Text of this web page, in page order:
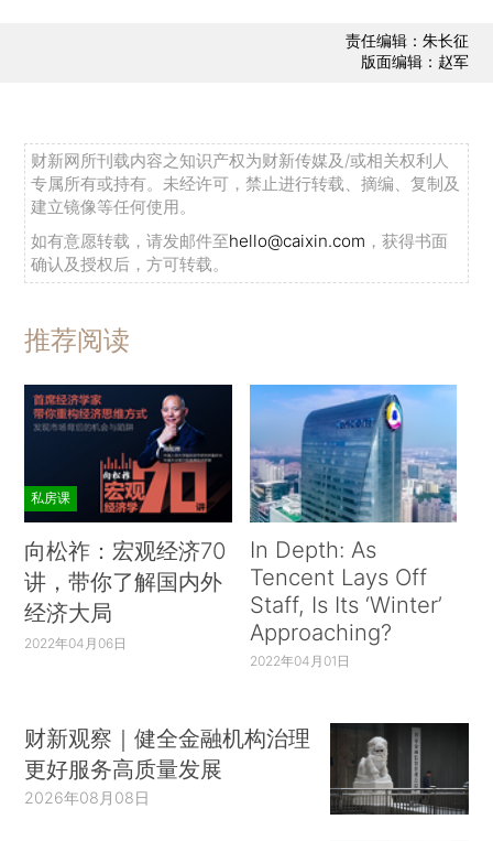
责任编辑：朱长征
版面编辑：赵军
财新网所刊载内容之知识产权为财新传媒及/或相关权利人
专属所有或持有。未经许可，禁止进行转载、摘编、复制及
建立镜像等任何使用。
如有意愿转载，请发邮件至hello@caixin.com ，获得书面
确认及授权后，方可转载。
推荐阅读
私房课
向松祚：宏观经济70
讲，带你了解国内外
经济大局
2022年04月06日
In Depth: As
Tencent Lays Off
Staff, Is Its ‘Winter’
Approaching?
2022年04月01日
财新观察｜健全金融机构治理
更好服务高质量发展
2026年08月08日